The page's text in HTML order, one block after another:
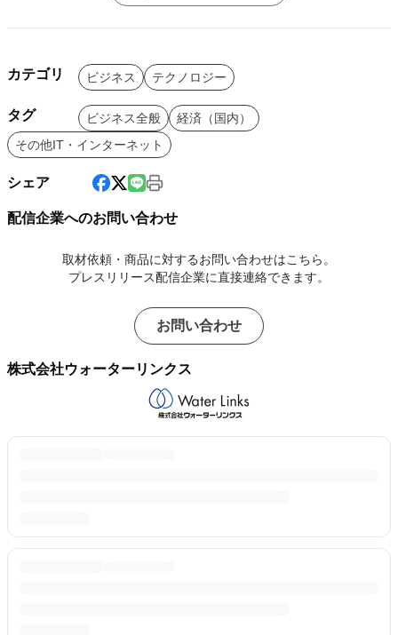
カテゴリ ビジネス テクノロジー
タグ ビジネス全般
経済（国内）
その他IT・インターネット
シェア
配信企業へのお問い合わせ
取材依頼・商品に対するお問い合わせはこちら。
プレスリリース配信企業に直接連絡できます。
お問い合わせ
株式会社ウォーターリンクス